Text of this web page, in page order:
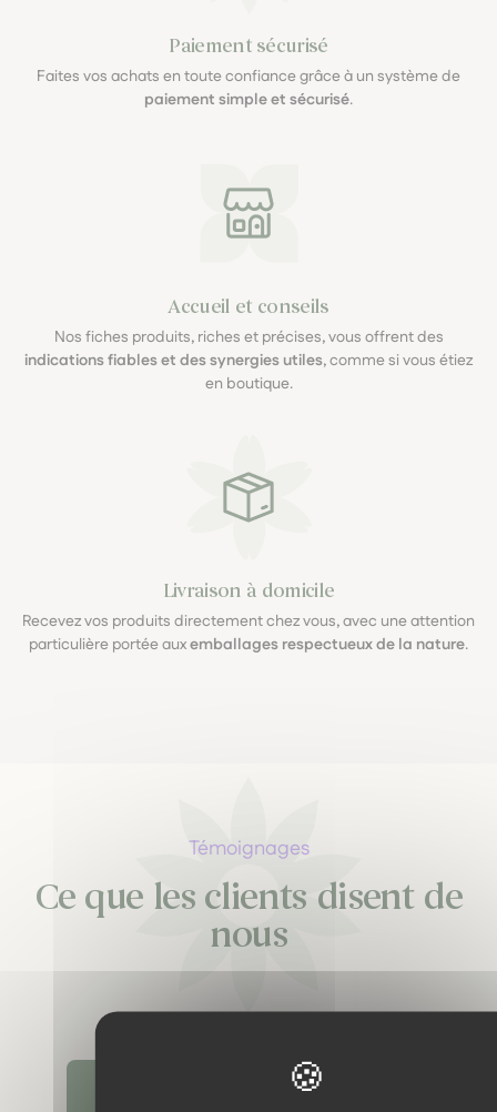
Paiement sécurisé
Faites vos achats en toute confiance grâce à un système de
paiement simple et sécurisé.
Accueil et conseils
Nos fiches produits, riches et précises, vous offrent des
indications fiables et des synergies utiles, comme si vous étiez
en boutique.
Livraison à domicile
Recevez vos produits directement chez vous, avec une attention
particulière portée auxemballages respectueux de la nature.
Témoignages
Ce que les clients disent de
nous